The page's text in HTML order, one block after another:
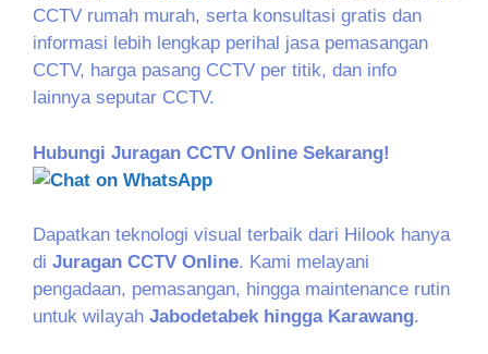
CCTV rumah murah, serta konsultasi gratis dan
informasi lebih lengkap perihal jasa pemasangan
CCTV, harga pasang CCTV per titik, dan info
lainnya seputar CCTV.
Hubungi Juragan CCTV Online Sekarang!
Dapatkan teknologi visual terbaik dari Hilook hanya
di Juragan CCTV Online. Kami melayani
pengadaan, pemasangan, hingga maintenance rutin
untuk wilayah Jabodetabek hingga Karawang.